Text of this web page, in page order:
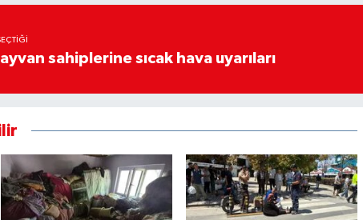
sahiplerine sıcak hava uyarıları